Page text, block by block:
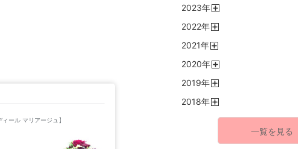
2023年
2022年
2021年
2020年
2019年
2018年
一覧を見る